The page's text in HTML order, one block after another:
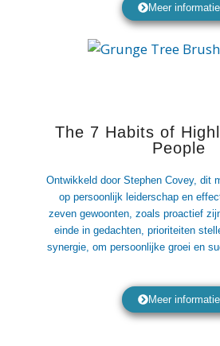
Meer informatie
The 7 Habits of
People
Ontwikkeld door Stephen Covey, dit
op persoonlijk leiderschap en
zeven gewoonten, zoals proactief
einde in gedachten, prioriteiten
synergie, om persoonlijke groei en
Meer informatie